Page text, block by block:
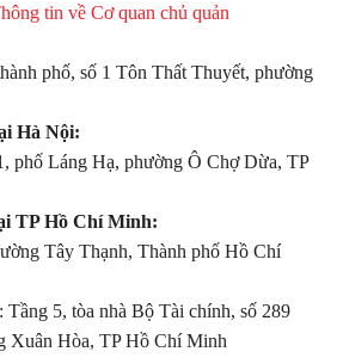
tin về Cơ quan chủ quản
phố, số 1 Tôn Thất Thuyết, phường
Hà Nội:
phố Láng Hạ, phường Ô Chợ Dừa, TP
TP Hồ Chí Minh:
Tây Thạnh, Thành phố Hồ Chí
5, tòa nhà Bộ Tài chính, số 289
Xuân Hòa, TP Hồ Chí Minh